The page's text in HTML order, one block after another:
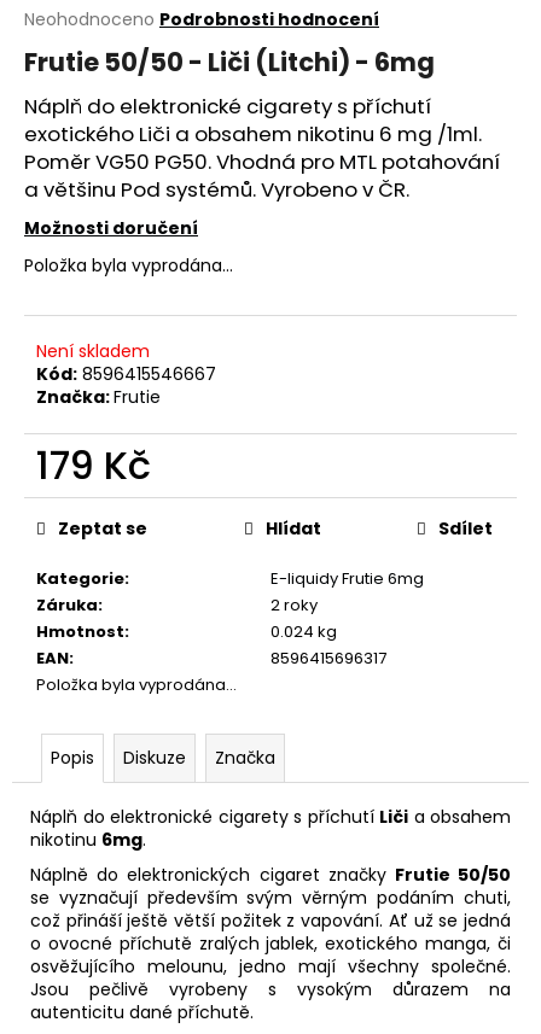
Průměrné
produktu
0,0
z
5
hvězdiček.
Neohodnoceno Podrobnosti hodnocení
Frutie 50/50 - Liči (Litchi) - 6mg
Náplň do elektronické cigarety s příchutí
exotického Liči a obsahem nikotinu 6 mg /1ml.
Poměr VG50 PG50. Vhodná pro MTL potahování
a většinu Pod systémů. Vyrobeno v ČR.
Možnosti doručení
Položka byla vyprodána…
Není skladem
Kód: 8596415546667
Značka:Frutie
179 Kč
Měrná
cena:
Kategorie:
E-liquidy Frutie 6mg
Záruka:
2 roky
Hmotnost:
0.024 kg
EAN:
8596415696317
Položka byla vyprodána…
Zeptat se Hlídat Sdílet
Popis Diskuze Značka
Náplň do elektronické cigarety s příchutí Liči a obsahem
nikotinu 6mg.
Náplně do elektronických cigaret značky Frutie 50/50
se vyznačují především svým věrným podáním chuti,
což přináší ještě větší požitek z vapování. Ať už se jedná
o ovocné příchutě zralých jablek, exotického manga, či
osvěžujícího melounu, jedno mají všechny společné.
Jsou pečlivě vyrobeny s vysokým důrazem na
autenticitu dané příchutě.
a
j
í
t
?
HLEDAT
D
o
p
o
r
u
č
u
e
m
e
DEKANG
DESERT
SHIP
10ML
18MG
169
Kč
Původně:
195
Kč